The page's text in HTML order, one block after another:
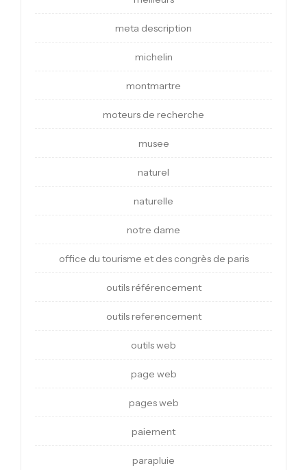
meta description
michelin
montmartre
moteurs de recherche
musee
naturel
naturelle
notre dame
office du tourisme et des congrès de paris
outils référencement
outils referencement
outils web
page web
pages web
paiement
parapluie